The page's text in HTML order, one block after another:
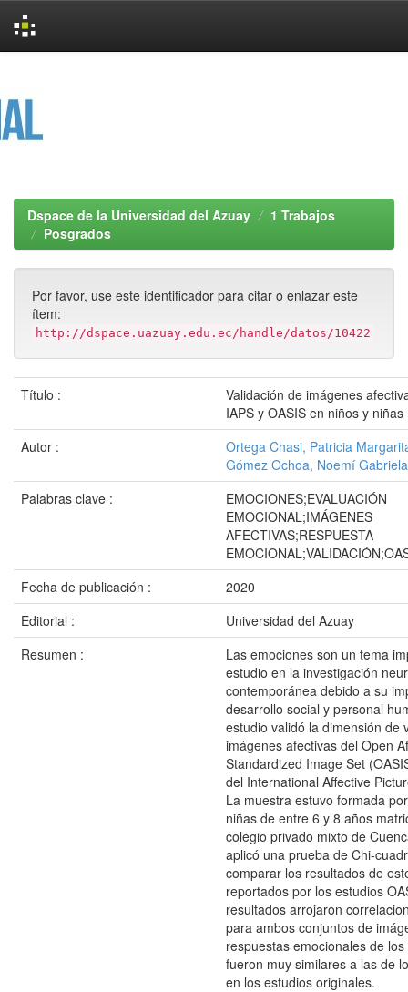
Dspace de la Universidad del Azuay
1 Trabajos
Posgrados
Por favor, use este identificador para citar o enlazar este
ítem:
http://dspace.uazuay.edu.ec/handle/datos/10422
Título :
Validación de imágenes
IAPS y OASIS en niños y niñas
Autor :
Ortega Chasi, Patricia
Gómez Ochoa, Noemí Gabriela
Palabras clave :
EMOCIONES;EVALUACIÓN
EMOCIONAL;IMÁGENES
AFECTIVAS;RESPUESTA
Fecha de publicación :
2020
Editorial :
Universidad del Azuay
Resumen :
Las emociones son un tema
estudio en la investigación
contemporánea debido a su
desarrollo social y personal
estudio validó la dimensión de
imágenes afectivas del Open
Standardized Image Set
del International Affective
La muestra estuvo formada
niñas de entre 6 y 8 años
colegio privado mixto de
aplicó una prueba de Chi-
comparar los resultados de
reportados por los estudios
resultados arrojaron
para ambos conjuntos de
respuestas emocionales de
fueron muy similares a las de
en los estudios originales.